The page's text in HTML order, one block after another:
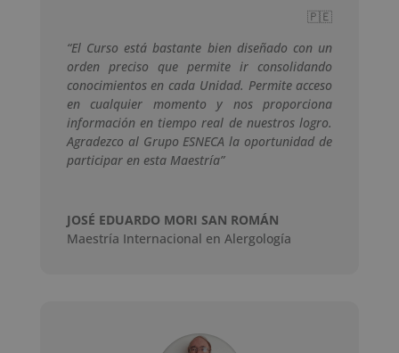
🇵🇪
“El Curso está bastante bien diseñado con un
orden preciso que permite ir consolidando
conocimientos en cada Unidad. Permite acceso
en cualquier momento y nos proporciona
información en tiempo real de nuestros logro.
Agradezco al Grupo ESNECA la oportunidad de
participar en esta Maestría”
JOSÉ EDUARDO MORI SAN ROMÁN
Maestría Internacional en Alergología